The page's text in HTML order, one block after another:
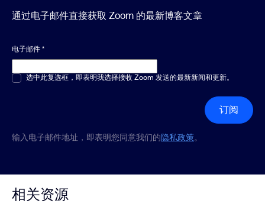
通过电子邮件直接获取 Zoom 的最新博客文章
电子邮件*
多选或单选*
选中此复选框，即表明我选择接收 Zoom 发送的最新新闻和更新。
订阅
输入电子邮件地址，即表明您同意我们的隐私政策。
相关资源